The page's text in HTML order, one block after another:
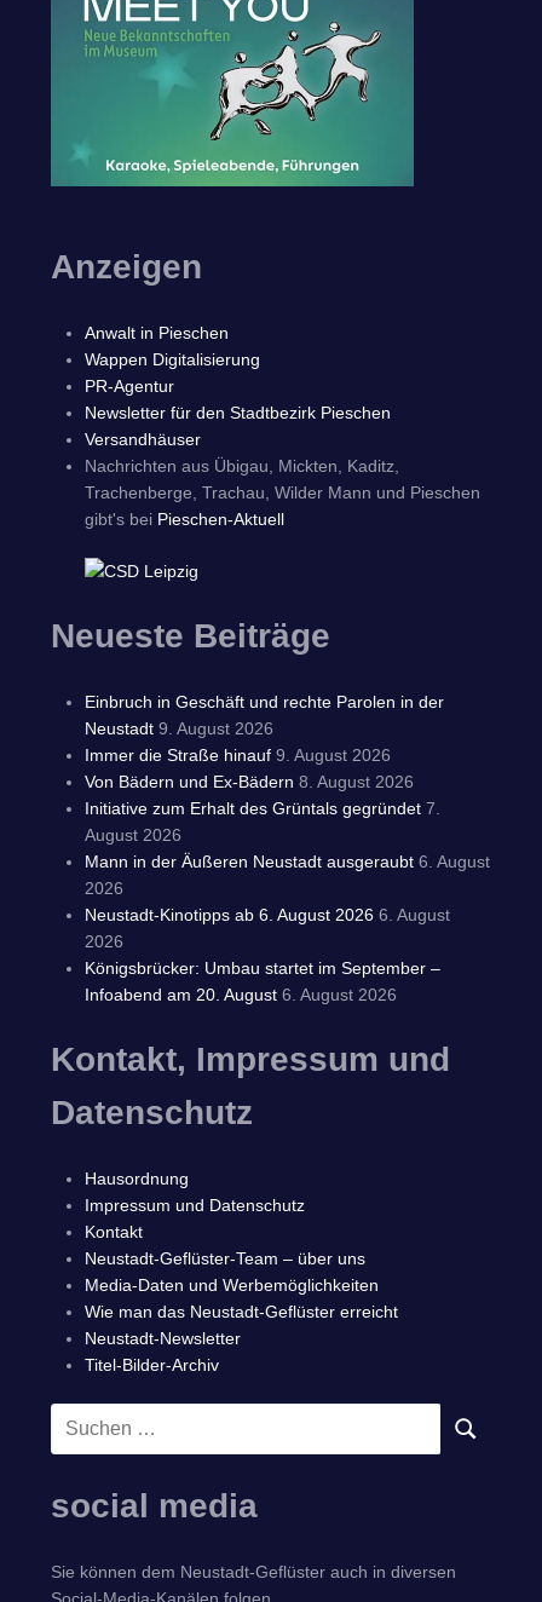
Anzeigen
Anwalt in Pieschen
Wappen Digitalisierung
PR-Agentur
Newsletter für den Stadtbezirk Pieschen
Versandhäuser
Nachrichten aus Übigau, Mickten, Kaditz,
Trachenberge, Trachau, Wilder Mann und Pieschen
gibt's bei Pieschen-Aktuell
Neueste Beiträge
Einbruch in Geschäft und rechte Parolen in der
Neustadt 9. August 2026
Immer die Straße hinauf 9. August 2026
Von Bädern und Ex-Bädern 8. August 2026
Initiative zum Erhalt des Grüntals gegründet 7.
August 2026
Mann in der Äußeren Neustadt ausgeraubt 6. August
2026
Neustadt-Kinotipps ab 6. August 2026 6. August
2026
Königsbrücker: Umbau startet im September –
Infoabend am 20. August 6. August 2026
Kontakt, Impressum und
Datenschutz
Hausordnung
Impressum und Datenschutz
Kontakt
Neustadt-Geflüster-Team – über uns
Media-Daten und Werbemöglichkeiten
Wie man das Neustadt-Geflüster erreicht
Neustadt-Newsletter
Titel-Bilder-Archiv
Suchen
SUCHEN
social media
Sie können dem Neustadt-Geflüster auch in diversen